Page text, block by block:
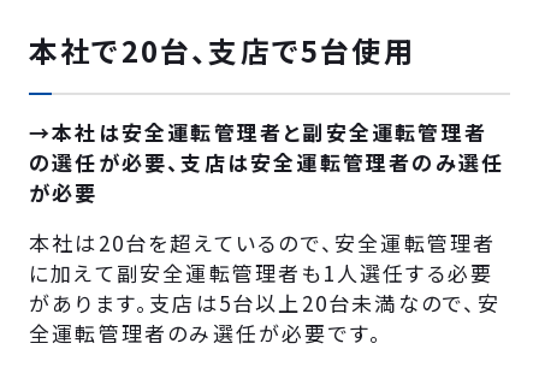
本社で20台、支店で5台使用
→本社は安全運転管理者と副安全運転管理者
の選任が必要、支店は安全運転管理者のみ選任
が必要
本社は20台を超えているので、安全運転管理者
に加えて副安全運転管理者も1人選任する必要
があります。支店は5台以上20台未満なので、安
全運転管理者のみ選任が必要です。